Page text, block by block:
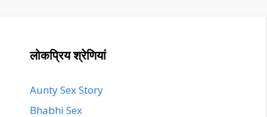
लोकप्रिय श्रेणियां
Aunty Sex Story
Bhabhi Sex